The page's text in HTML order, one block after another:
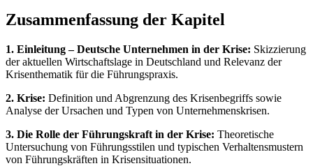
Zusammenfassung der Kapitel
1. Einleitung – Deutsche Unternehmen in der Krise: Skizzierung
der aktuellen Wirtschaftslage in Deutschland und Relevanz der
Krisenthematik für die Führungspraxis.
2. Krise: Definition und Abgrenzung des Krisenbegriffs sowie
Analyse der Ursachen und Typen von Unternehmenskrisen.
3. Die Rolle der Führungskraft in der Krise: Theoretische
Untersuchung von Führungsstilen und typischen Verhaltensmustern
von Führungskräften in Krisensituationen.